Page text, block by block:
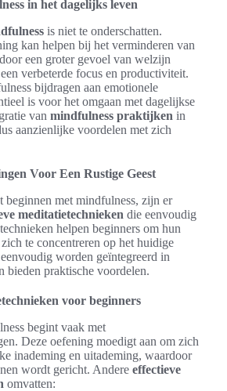
in het dagelijks leven
is niet te onderschatten.
kan helpen bij het verminderen van
een groter gevoel van welzijn
verbeterde focus en productiviteit.
bijdragen aan emotionele
is voor het omgaan met dagelijkse
van mindfulness praktijken in
aanzienlijke voordelen met zich
Voor Een Rustige Geest
beginnen met mindfulness, zijn er
meditatietechnieken die eenvoudig
helpen beginners om hun
te concentreren op het huidige
worden geïntegreerd in
bieden praktische voordelen.
voor beginners
begint vaak met
Deze oefening moedigt aan om zich
inademing en uitademing, waardoor
wordt gericht. Andere effectieve
omvatten: